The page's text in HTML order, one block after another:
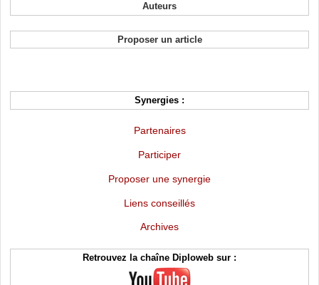
Auteurs
Proposer un article
Synergies :
Partenaires
Participer
Proposer une synergie
Liens conseillés
Archives
Retrouvez la chaîne Diploweb sur :